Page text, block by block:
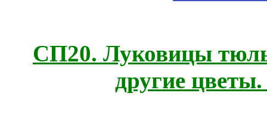
СП20. Луковицы
другие